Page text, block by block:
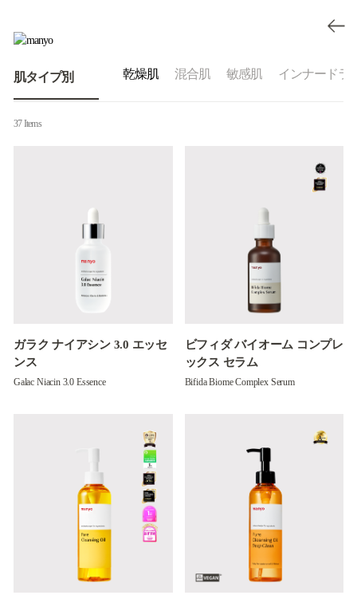
肌タイプ別 乾燥肌 混合肌 敏感肌 インナードラ
37 Items
ガラク ナイアシン 3.0 エッセ
ンス
Galac Niacin 3.0 Essence
ビフィダ バイオーム コンプレ
ックス セラム
Bifida Biome Complex Serum